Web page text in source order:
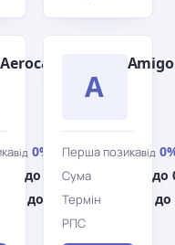
Aerocash
від 0% /день
до 0 грн
до 0 дн.
0%
A
Amigo
Перша позикавід
Сума до
Термін до
РПС